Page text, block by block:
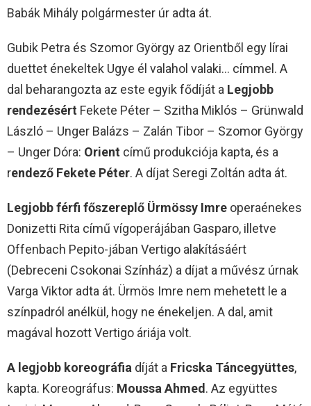
Babák Mihály polgármester úr adta át.
Gubik Petra és Szomor György az Orientből egy lírai
duettet énekeltek Ugye él valahol valaki… címmel. A
dal beharangozta az este egyik fődíját a Legjobb
rendezésért Fekete Péter – Szitha Miklós – Grünwald
László – Unger Balázs – Zalán Tibor – Szomor György
– Unger Dóra: Orient című produkciója kapta, és a
rendező Fekete Péter. A díjat Seregi Zoltán adta át.
Legjobb férfi főszereplő Ürmössy Imre operaénekes
Donizetti Rita című vígoperájában Gasparo, illetve
Offenbach Pepito-jában Vertigo alakításáért
(Debreceni Csokonai Színház) a díjat a művész úrnak
Varga Viktor adta át. Ürmös Imre nem mehetett le a
színpadról anélkül, hogy ne énekeljen. A dal, amit
magával hozott Vertigo áriája volt.
A legjobb koreográfia díját a Fricska Táncegyüttes,
kapta. Koreográfus: Moussa Ahmed. Az együttes